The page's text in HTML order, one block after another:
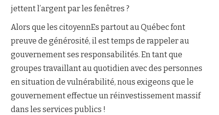
jettent l’argent par les fenêtres ?
Alors que les citoyennEs partout au Québec font
preuve de générosité, il est temps de rappeler au
gouvernement ses responsabilités. En tant que
groupes travaillant au quotidien avec des personnes
en situation de vulnérabilité, nous exigeons que le
gouvernement effectue un réinvestissement massif
dans les services publics !